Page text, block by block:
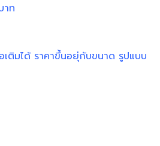
าท
ติมได้ ราคาขึ้นอยุ่กับขนาด รูปแบบ